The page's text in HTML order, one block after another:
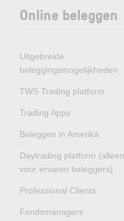
Online beleggen
Uitgebreide
beleggingsmogelijkheden
TWS Trading platform
Trading Apps
Beleggen in Amerika
Daytrading platform (alleen
voor ervaren beleggers)
Professional Clients
Fondsmanagers